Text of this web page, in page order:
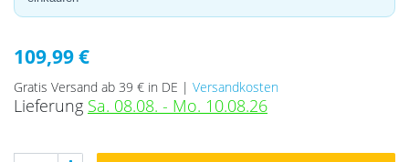
109,99 €
Gratis Versand ab 39 € in DE | Versandkosten
Lieferung Sa. 08.08. - Mo. 10.08.26